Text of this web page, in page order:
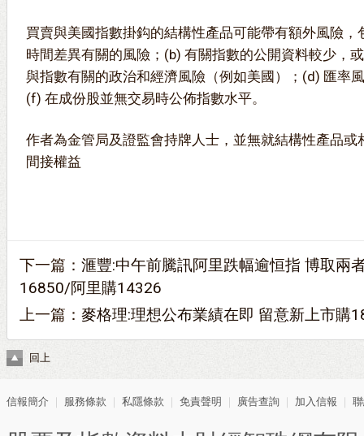
買賣與美國指數掛鈎的結構性產品可能帶有額外風險
時間差異有關的風險；(b) 有關指數的公開資料較少，
與指數有關的政治和經濟風險（例如美國）；(d) 匯率
(f) 在成份股並無交易時公佈指數水平。
作者為金管局及證監會持牌人士，並無就結構性產品或
間接權益
下一篇： 滙豐:中午前騰訊阿里跌幅逾恒指 博取兩
16850/阿里購14326
上一篇： 麥格理:理想公布業績在即 留意新上市購
回上
信報簡介 服務條款 私隱條款 免責聲明 廣告查詢 加入信報